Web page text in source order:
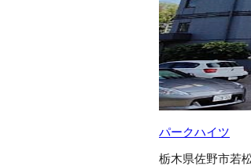
パークハイツ
栃木県佐野市若